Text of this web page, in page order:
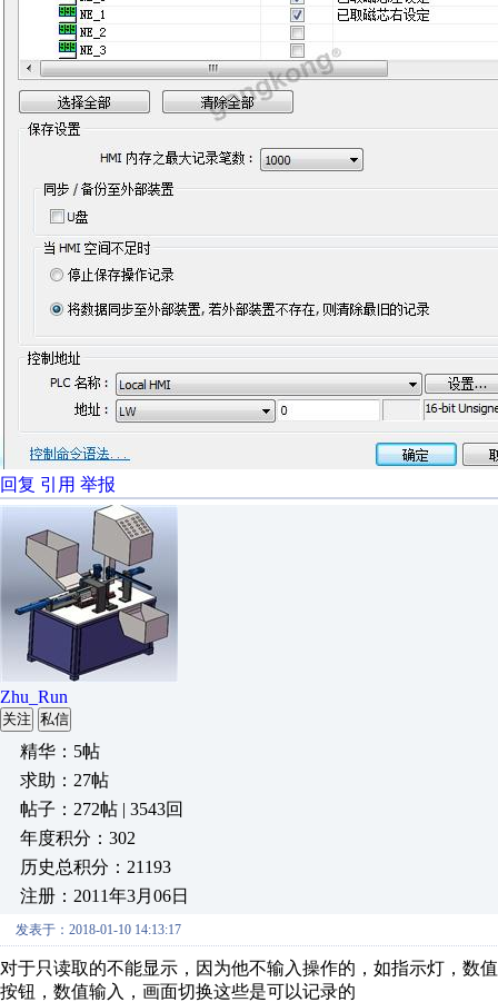
回复 引用 举报
Zhu_Run
关注 私信
精华：5帖
求助：27帖
帖子：272帖 | 3543回
年度积分：302
历史总积分：21193
注册：2011年3月06日
发表于：2018-01-10 14:13:17
对于只读取的不能显示，因为他不输入操作的，如指示灯，数
按钮，数值输入，画面切换这些是可以记录的